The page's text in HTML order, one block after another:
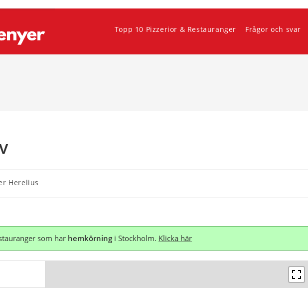
Topp 10 Pizzerior & Restauranger Frågor och svar
Herelius
som har hemkörning i Stockholm. Klicka här